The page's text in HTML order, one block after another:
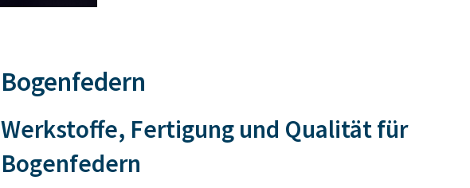
Bogenfedern
Werkstoffe, Fertigung und Qualität für
Bogenfedern